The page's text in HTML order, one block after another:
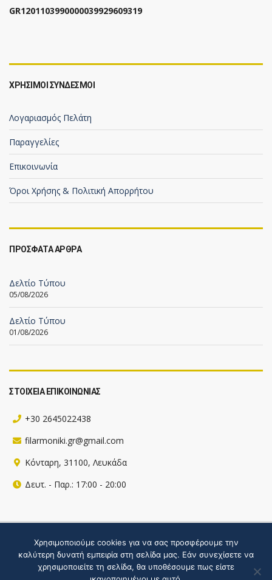
GR1201103990000039929609319
ΧΡΗΣΙΜΟΙ ΣΥΝΔΕΣΜΟΙ
Λογαριασμός Πελάτη
Παραγγελίες
Επικοινωνία
Όροι Χρήσης & Πολιτική Απορρήτου
ΠΡΟΣΦΑΤΑ ΑΡΘΡΑ
Δελτίο Τύπου
05/08/2026
Δελτίο Τύπου
01/08/2026
ΣΤΟΙΧΕΙΑ ΕΠΙΚΟΙΝΩΝΙΑΣ
+30 2645022438
filarmoniki.gr@gmail.com
Κόνταρη, 31100, Λευκάδα
Δευτ. - Παρ.: 17:00 - 20:00
Πληροφορίες για την ιστοσελίδα
Hosted by webgate
Χρησιμοποιούμε cookies για να σας προσφέρουμε την
καλύτερη δυνατή εμπειρία στη σελίδα μας. Εάν συνεχίσετε να
χρησιμοποιείτε τη σελίδα, θα υποθέσουμε πως είστε